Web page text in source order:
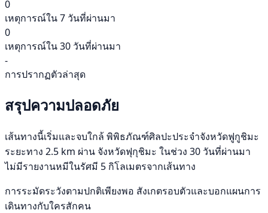
0
เหตุการณ์ใน 7 วันที่ผ่านมา
0
เหตุการณ์ใน 30 วันที่ผ่านมา
-
การปรากฏตัวล่าสุด
สรุปความปลอดภัย
เส้นทางนี้เริ่มและจบใกล้ พิพิธภัณฑ์ศิลปะประจำจังหวัดฟูกูชิมะ
ระยะทาง 2.5 km ผ่าน จังหวัดฟุกุชิมะ ในช่วง 30 วันที่ผ่านมา
ไม่มีรายงานหมีในรัศมี 5 กิโลเมตรจากเส้นทาง
การระมัดระวังตามปกติเพียงพอ สังเกตรอบตัวและบอกแผนการ
เดินทางกับใครสักคน